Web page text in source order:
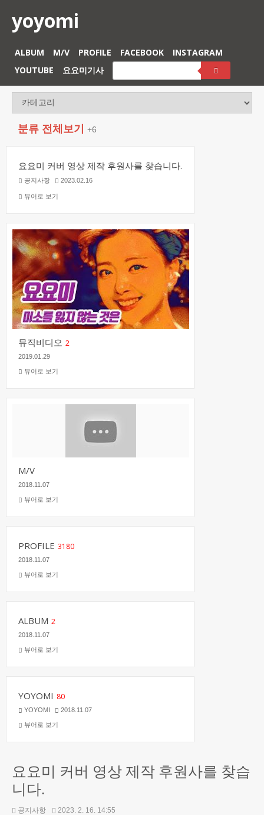
yoyomi
ALBUM M/V PROFILE FACEBOOK
INSTAGRAM
YOUTUBE
요요미기사
분류 전체보기 +6
요요미 커버 영상 제작 후원사를 찾습니다.
공지사항 2023.02.16
뷰어로 보기
뮤직비디오 2
2019.01.29
뷰어로 보기
M/V
2018.11.07
뷰어로 보기
PROFILE 3180
2018.11.07
뷰어로 보기
ALBUM 2
2018.11.07
뷰어로 보기
YOYOMI 80
YOYOMI 2018.11.07
뷰어로 보기
요요미 커버 영상 제작 후원사를 찾습
니다.
공지사항 2023. 2. 16. 14:55